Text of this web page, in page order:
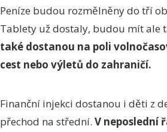
Peníze budou rozmělněny do tří
Tablety už dostaly, budou mít ale
také dostanou na poli
cest nebo výletů do zahraničí.
Finanční injekci dostanou i děti z
přechod na střední. V neposlední